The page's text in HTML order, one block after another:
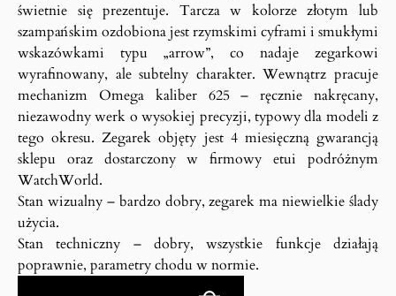
świetnie się prezentuje. Tarcza w kolorze złotym lub
szampańskim ozdobiona jest rzymskimi cyframi i smukłymi
wskazówkami typu „arrow”, co nadaje zegarkowi
wyrafinowany, ale subtelny charakter. Wewnątrz pracuje
mechanizm Omega kaliber 625 – ręcznie nakręcany,
niezawodny werk o wysokiej precyzji, typowy dla modeli z
tego okresu. Zegarek objęty jest 4 miesięczną gwarancją
sklepu oraz dostarczony w firmowy etui podróżnym
WatchWorld.
Stan wizualny – bardzo dobry, zegarek ma niewielkie ślady
użycia.
Stan techniczny – dobry, wszystkie funkcje działają
poprawnie, parametry chodu w normie.